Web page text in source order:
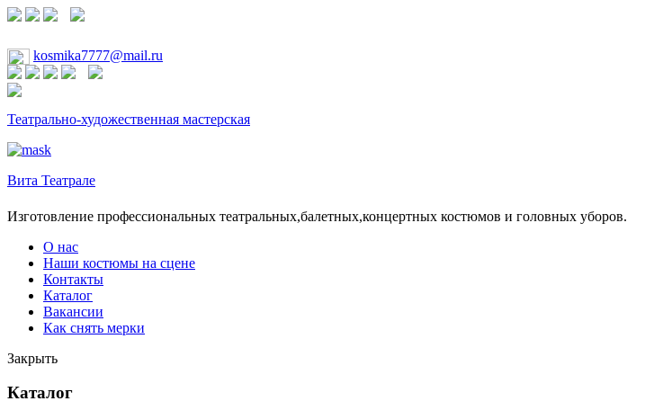
kosmika7777@mail.ru
Театрально-художественная мастерская
Вита Театрале
Изготовление профессиональных театральных,балетных,концертных костюмов и головных уборов.
О нас
Наши костюмы на сцене
Контакты
Каталог
Вакансии
Как снять мерки
Закрыть
Каталог